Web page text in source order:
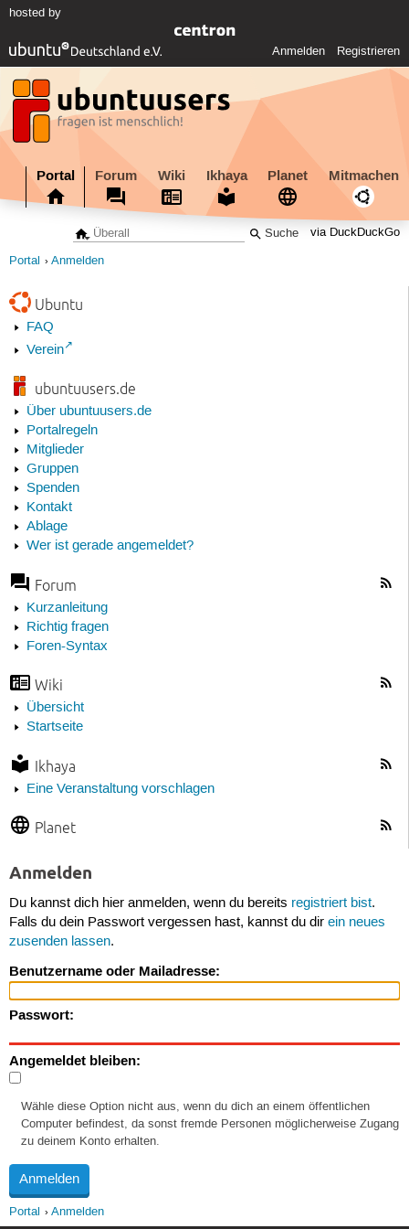
hosted by
Anmelden Registrieren
Portal Forum Wiki Ikhaya Planet Mitmachen
via DuckDuckGo
Portal Anmelden
Ubuntu
FAQ
Verein
ubuntuusers.de
Über ubuntuusers.de
Portalregeln
Mitglieder
Gruppen
Spenden
Kontakt
Ablage
Wer ist gerade angemeldet?
Forum
Kurzanleitung
Richtig fragen
Foren-Syntax
Wiki
Übersicht
Startseite
Ikhaya
Eine Veranstaltung vorschlagen
Planet
Anmelden
Du kannst dich hier anmelden, wenn du bereits registriert bist.
Falls du dein Passwort vergessen hast, kannst du dir ein neues
zusenden lassen.
Benutzername oder Mailadresse:
Passwort:
Angemeldet bleiben:
Wähle diese Option nicht aus, wenn du dich an einem öffentlichen
Computer befindest, da sonst fremde Personen möglicherweise Zugang
zu deinem Konto erhalten.
Portal Anmelden